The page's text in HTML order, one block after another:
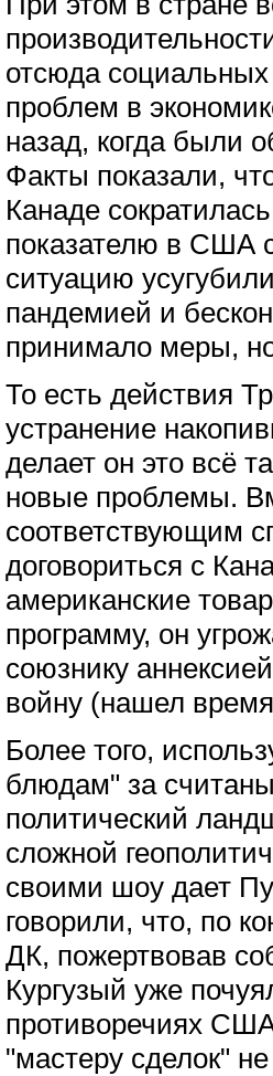
отсюда
проблем в
назад, когда были
Факты показали,
Канаде
показателю в США
ситуацию
пандемией и
принимало меры,
То есть действия
устранение
делает он это всё
новые проблемы.
соответствующим
договориться с
американские
программу, он
союзнику
войну (нашел
Более того,
блюдам" за
политический
сложной
своими шоу дает
говорили, что, по
ДК, пожертвовав
Кургузый уже
противоречиях
"мастеру сделок"